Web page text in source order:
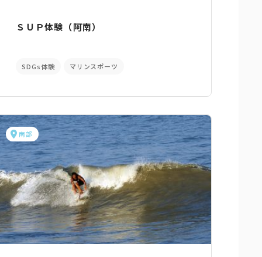
ＳＵＰ体験（阿南）
SDGs体験 マリンスポーツ
南部